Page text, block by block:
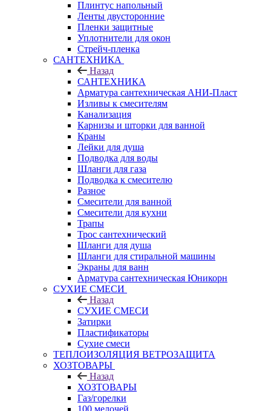
Плинтус напольный
Ленты двусторонние
Пленки защитные
Уплотнители для окон
Стрейч-пленка
САНТЕХНИКА
Назад
САНТЕХНИКА
Арматура сантехническая АНИ-Пласт
Изливы к смесителям
Канализация
Карнизы и шторки для ванной
Краны
Лейки для душа
Подводка для воды
Шланги для газа
Подводка к смесителю
Разное
Смесители для ванной
Смесители для кухни
Трапы
Трос сантехнический
Шланги для душа
Шланги для стиральной машины
Экраны для ванн
Арматура сантехническая Юникорн
СУХИЕ СМЕСИ
Назад
СУХИЕ СМЕСИ
Затирки
Пластификаторы
Сухие смеси
ТЕПЛОИЗОЛЯЦИЯ ВЕТРОЗАЩИТА
ХОЗТОВАРЫ
Назад
ХОЗТОВАРЫ
Газ/горелки
100 мелочей